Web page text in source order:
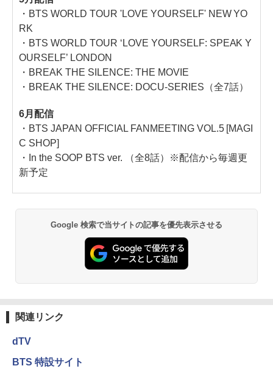
・BTS WORLD TOUR 'LOVE YOURSELF' NEW YO
RK
・BTS WORLD TOUR ‘LOVE YOURSELF: SPEAK Y
OURSELF’ LONDON
・BREAK THE SILENCE: THE MOVIE
・BREAK THE SILENCE: DOCU-SERIES（全7話）
6月配信
・BTS JAPAN OFFICIAL FANMEETING VOL.5 [MAGI
C SHOP]
・In the SOOP BTS ver. （全8話）※配信から毎週更
新予定
Google 検索で当サイトの記事を優先表示させる
関連リンク
dTV
BTS 特設サイト